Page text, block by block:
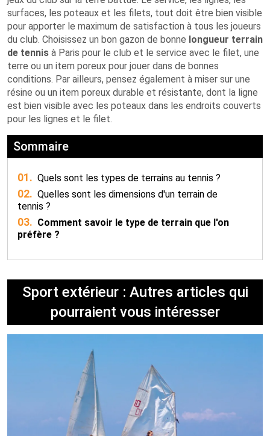
surfaces, les poteaux et les filets, tout doit être bien visible
pour apporter le maximum de satisfaction à tous les joueurs
du club. Choisissez un bon gazon de bonne longueur terrain
de tennis à Paris pour le club et le service avec le filet, une
terre ou un item poreux pour jouer dans de bonnes
conditions. Par ailleurs, pensez également à miser sur une
résine ou un item poreux durable et résistante, dont la ligne
est bien visible avec les poteaux dans les endroits couverts
pour les lignes et le filet.
Sommaire
01. Quels sont les types de terrains au tennis ?
02. Quelles sont les dimensions d'un terrain de
tennis ?
03. Comment savoir le type de terrain que l'on
préfère ?
Sport extérieur : Autres articles qui
pourraient vous intéresser